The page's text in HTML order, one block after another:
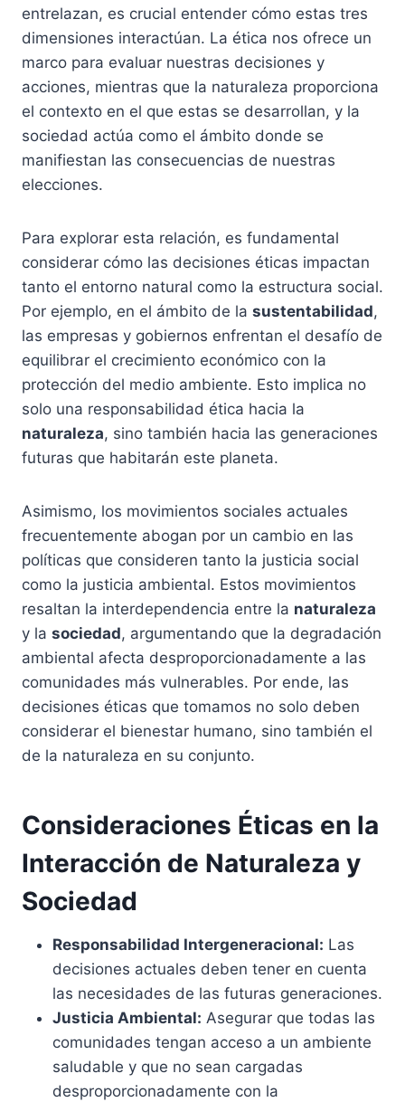
entrelazan, es crucial entender cómo estas tres
dimensiones interactúan. La ética nos ofrece un
marco para evaluar nuestras decisiones y
acciones, mientras que la naturaleza proporciona
el contexto en el que estas se desarrollan, y la
sociedad actúa como el ámbito donde se
manifiestan las consecuencias de nuestras
elecciones.
Para explorar esta relación, es fundamental
considerar cómo las decisiones éticas impactan
tanto el entorno natural como la estructura social.
Por ejemplo, en el ámbito de la sustentabilidad,
las empresas y gobiernos enfrentan el desafío de
equilibrar el crecimiento económico con la
protección del medio ambiente. Esto implica no
solo una responsabilidad ética hacia la
naturaleza, sino también hacia las generaciones
futuras que habitarán este planeta.
Asimismo, los movimientos sociales actuales
frecuentemente abogan por un cambio en las
políticas que consideren tanto la justicia social
como la justicia ambiental. Estos movimientos
resaltan la interdependencia entre la naturaleza
y la sociedad, argumentando que la degradación
ambiental afecta desproporcionadamente a las
comunidades más vulnerables. Por ende, las
decisiones éticas que tomamos no solo deben
considerar el bienestar humano, sino también el
de la naturaleza en su conjunto.
Consideraciones Éticas en la
Interacción de Naturaleza y
Sociedad
Responsabilidad Intergeneracional: Las
decisiones actuales deben tener en cuenta
las necesidades de las futuras generaciones.
Justicia Ambiental: Asegurar que todas las
comunidades tengan acceso a un ambiente
saludable y que no sean cargadas
desproporcionadamente con la